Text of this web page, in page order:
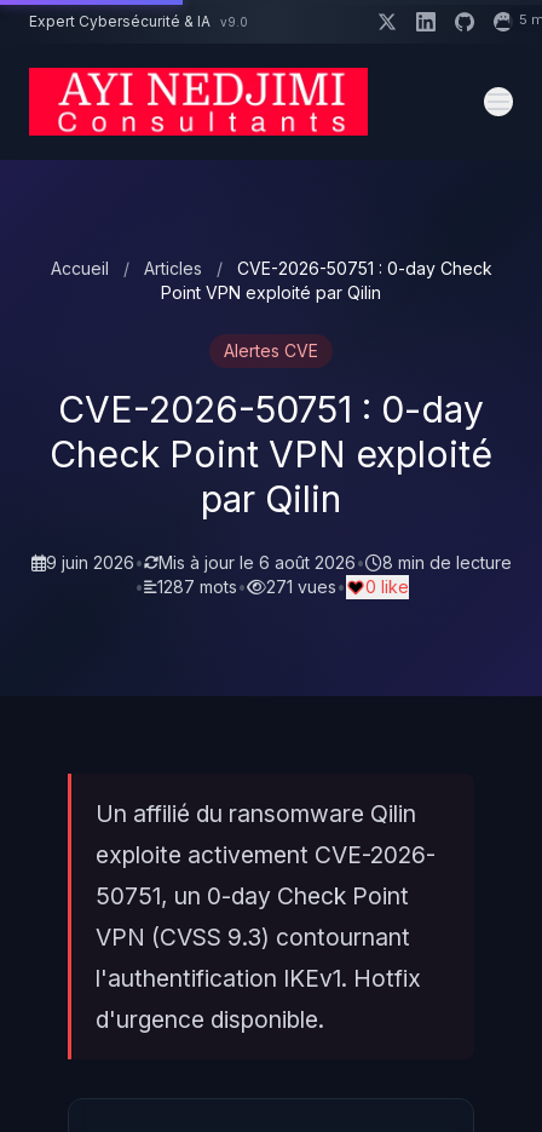
Aller au contenu principal
Expert Cybersécurité & IA v9.0
Accueil / Articles /
CVE-2026-50751 : 0-day Check
Point VPN exploité par Qilin
Alertes CVE
CVE-2026-50751 : 0-day
Check Point VPN exploité
par Qilin
9 juin 2026• Mis à jour le 6 août 2026•
8 min de lecture
•
1287 mots• 271 vues• 0 like
Un affilié du ransomware Qilin
exploite activement CVE-2026-
50751, un 0-day Check Point
VPN (CVSS 9.3) contournant
l'authentification IKEv1. Hotfix
d'urgence disponible.
Un projet cybersécurité ? 5